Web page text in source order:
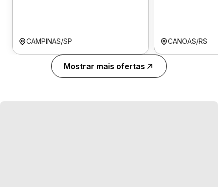
CAMPINAS/SP CANOAS/RS
Mostrar mais ofertas